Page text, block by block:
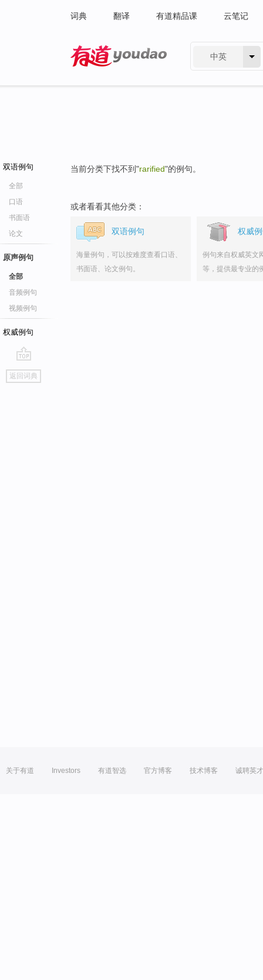
词典 翻译 有道精品课 云笔记
中英
双语例句
全部
口语
书面语
论文
原声例句
全部
音频例句
视频例句
权威例句
go
top
返回词典
当前分类下找不到"rarified"的例句。
或者看看其他分类：
双语例句
海量例句，可以按难度查看口语、
书面语、论文例句。
权威
例句来自权威英文
等，提供最专业的
关于有道 Investors 有道智选 官方博客 技术博客 诚聘英才